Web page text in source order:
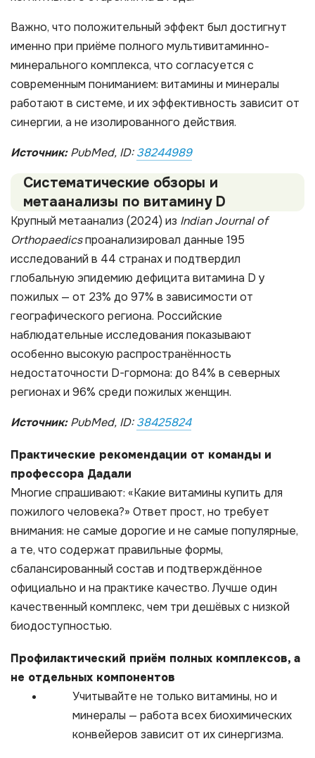
Важно, что положительный эффект был достигнут
именно при приёме полного мультивитаминно-
минерального комплекса, что согласуется с
современным пониманием: витамины и минералы
работают в системе, и их эффективность зависит от
синергии, а не изолированного действия.
Источник:PubMed, ID:38244989
Систематические обзоры и
метаанализы по витамину D
Крупный метаанализ (2024) из Indian Journal of
Orthopaedicsпроанализировал данные 195
исследований в 44 странах и подтвердил
глобальную эпидемию дефицита витамина D у
пожилых — от 23% до 97% в зависимости от
географического региона. Российские
наблюдательные исследования показывают
особенно высокую распространённость
недостаточности D-гормона: до 84% в северных
регионах и 96% среди пожилых женщин.​
Источник:PubMed, ID:38425824
Практические рекомендации от команды и
профессора Дадали
Многие спрашивают: «Какие витамины купить для
пожилого человека?» Ответ прост, но требует
внимания: не самые дорогие и не самые популярные,
а те, что содержат правильные формы,
сбалансированный состав и подтверждённое
официально и на практике качество. Лучше один
качественный комплекс, чем три дешёвых с низкой
биодоступностью.
Профилактический приём полных комплексов, а
не отдельных компонентов
Учитывайте не только витамины, но и
минералы — работа всех биохимических
конвейеров зависит от их синергизма.